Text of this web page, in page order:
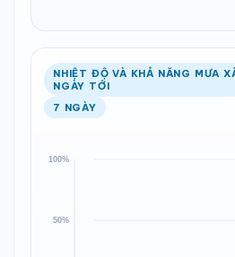
NHIỆT ĐỘ VÀ KHẢ NĂNG MƯA
NGÀY TỚI
7 NGÀY